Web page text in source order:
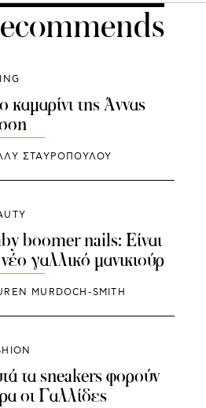
καμαρίνι της Άννας
ΣΤΑΥΡΟΠΟΥΛΟΥ
boomer nails: Είναι
γαλλικό μανικιούρ
MURDOCH-SMITH
τα sneakers φορούν
οι Γαλλίδες